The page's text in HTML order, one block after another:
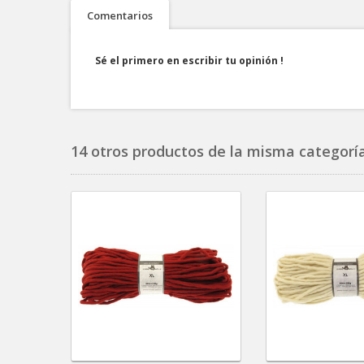
Comentarios
Sé el primero en escribir tu opinión !
14 otros productos de la misma